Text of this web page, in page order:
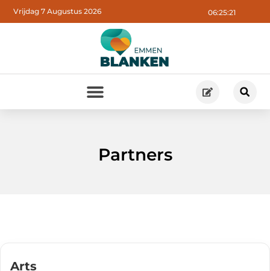
06:25:21
Vrijdag 7 Augustus 2026
Partners
Arts